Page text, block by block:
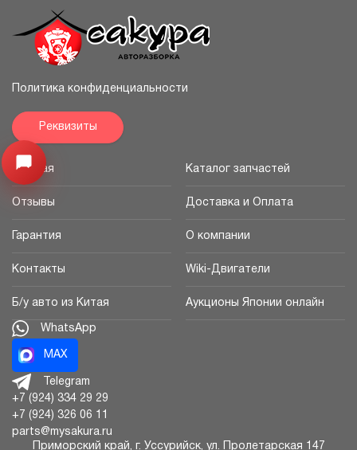
Открыть меню
Политика конфиденциальности
Реквизиты
Главная Каталог запчастей
Отзывы Доставка и Оплата
Гарантия О компании
Контакты Wiki-Двигатели
Б/у авто из Китая Аукционы Японии онлайн
WhatsApp
MAX
Telegram
+7 (924) 334 29 29
+7 (924) 326 06 11
parts@mysakura.ru
Приморский край, г. Уссурийск, ул. Пролетарская 147